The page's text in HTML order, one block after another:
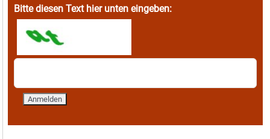
Bitte diesen Text hier unten eingeben: